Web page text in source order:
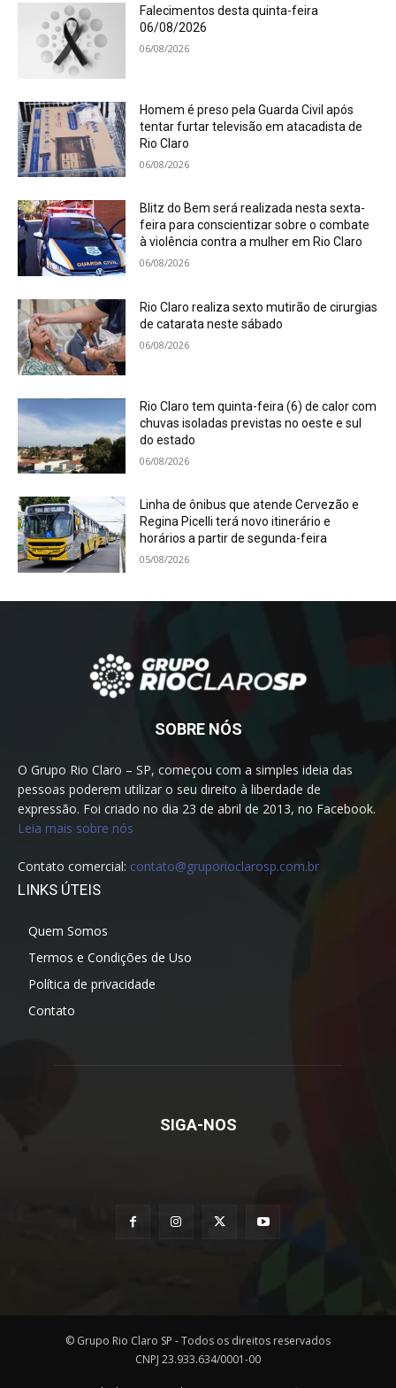
Falecimentos desta quinta-feira
06/08/2026
06/08/2026
Homem é preso pela Guarda Civil após
tentar furtar televisão em atacadista de
Rio Claro
06/08/2026
Blitz do Bem será realizada nesta sexta-
feira para conscientizar sobre o combate
à violência contra a mulher em Rio Claro
06/08/2026
Rio Claro realiza sexto mutirão de cirurgias
de catarata neste sábado
06/08/2026
Rio Claro tem quinta-feira (6) de calor com
chuvas isoladas previstas no oeste e sul
do estado
06/08/2026
Linha de ônibus que atende Cervezão e
Regina Picelli terá novo itinerário e
horários a partir de segunda-feira
05/08/2026
SOBRE NÓS
O Grupo Rio Claro – SP, começou com a simples ideia das
pessoas poderem utilizar o seu direito à liberdade de
expressão. Foi criado no dia 23 de abril de 2013, no Facebook.
Leia mais sobre nós
Contato comercial: contato@gruporioclarosp.com.br
LINKS ÚTEIS
Quem Somos
Termos e Condições de Uso
Política de privacidade
Contato
SIGA-NOS
© Grupo Rio Claro SP - Todos os direitos reservados
CNPJ 23.933.634/0001-00